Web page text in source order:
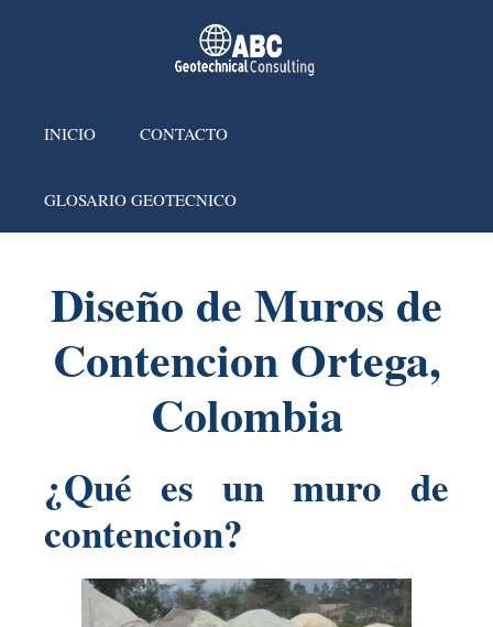
INICIO CONTACTO
GLOSARIO GEOTECNICO
Diseño de Muros de
Contencion Ortega,
Colombia
¿Qué es un muro de
contencion?